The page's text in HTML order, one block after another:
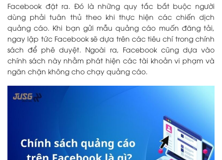
Facebook đặt ra. Đó là những quy tắc bắt buộc người
dùng phải tuân thủ theo khi thực hiện các chiến dịch
quảng cáo. Khi bạn gửi mẫu quảng cáo muốn đăng tải,
ngay lập tức Facebook sẽ dựa trên các tiêu chí trong chính
sách để phê duyệt. Ngoài ra, Facebook cũng dựa vào
chính sách này nhằm phát hiện các tài khoản vi phạm và
ngăn chặn không cho chạy quảng cáo.